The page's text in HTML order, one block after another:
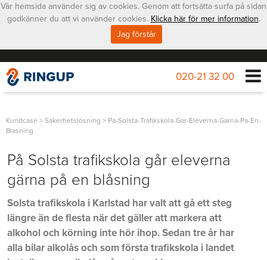
020-21 32 00
Kundcase > Sakerhetslosning > Pa-Solsta-Trafikskola-Gar-Eleverna-Garna-Pa-En-
Blasning
På Solsta trafikskola går eleverna
gärna på en blåsning
Solsta trafikskola i Karlstad har valt att gå ett steg
längre än de flesta när det gäller att markera att
alkohol och körning inte hör ihop. Sedan tre år har
alla bilar alkolås och som första trafikskola i landet
Vår hemsida använder sig av cookies. Genom att fortsätta surfa på sidan
godkänner du att vi använder cookies. Klicka här för mer information.
Jag förstår